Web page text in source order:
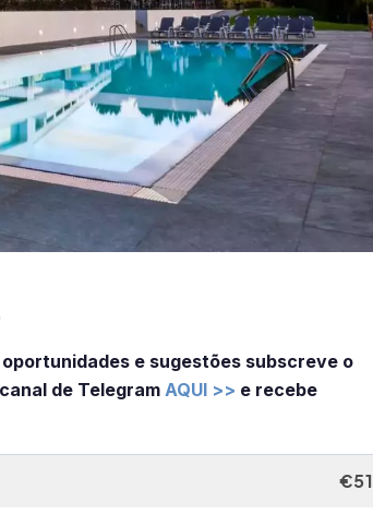
e sugestões subscreve o
de Telegram AQUI >> e recebe
€51